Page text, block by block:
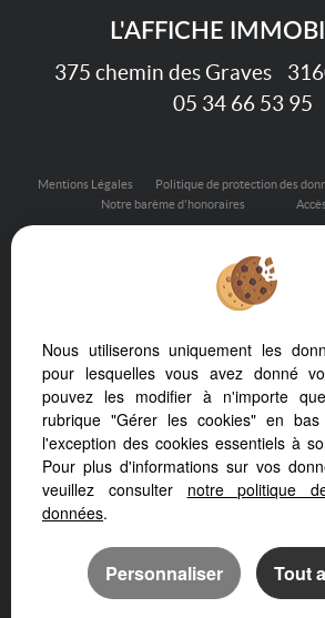
L'AFFICHE
375 chemin des Graves
05 34 66 53 95
Mentions Légales Politique de protection des
Notre barème d'honoraires
PC, votre tablette ou votre
automatiquement aux
Logiciel de
Création site
Référencement
Nous utiliserons uniquement les
pour lesquelles vous avez donné
pouvez les modifier à n'importe
rubrique "Gérer les cookies" en
l'exception des cookies essentiels à
Pour plus d'informations sur vos
veuillez consulter notre politique
données.
Personnaliser Tout